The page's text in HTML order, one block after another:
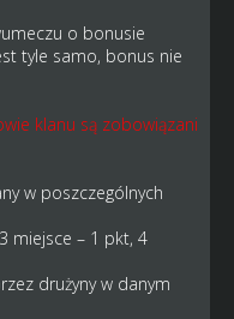
o bonusie
tyle samo, bonus nie
klanu są zobowiązani
w poszczególnych
miejsce – 1 pkt, 4
drużyny w danym